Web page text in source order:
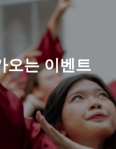
오는 이벤트